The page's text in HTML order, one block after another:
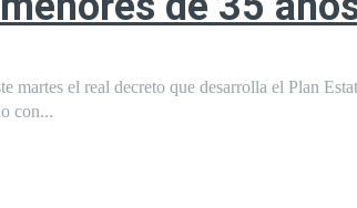
martes el real decreto que desarrolla el Plan
con...